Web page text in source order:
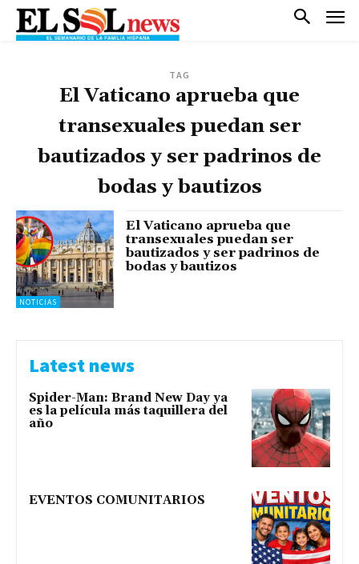
TAG
El Vaticano aprueba que
transexuales puedan ser
bautizados y ser padrinos de
bodas y bautizos
NOTICIAS
El Vaticano aprueba que
transexuales puedan ser
bautizados y ser padrinos de
bodas y bautizos
Latest news
Spider-Man: Brand New Day ya
es la película más taquillera del
año
EVENTOS COMUNITARIOS